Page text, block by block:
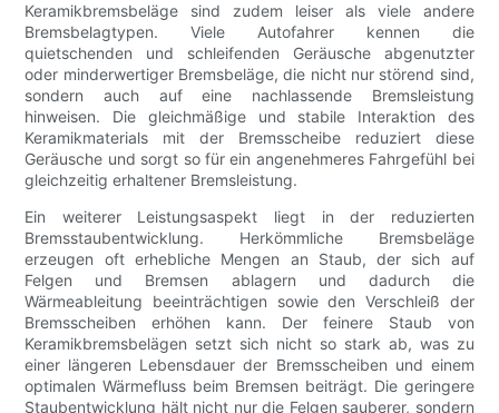
Keramikbremsbeläge sind zudem leiser als viele andere
Bremsbelagtypen. Viele Autofahrer kennen die
quietschenden und schleifenden Geräusche abgenutzter
oder minderwertiger Bremsbeläge, die nicht nur störend sind,
sondern auch auf eine nachlassende Bremsleistung
hinweisen. Die gleichmäßige und stabile Interaktion des
Keramikmaterials mit der Bremsscheibe reduziert diese
Geräusche und sorgt so für ein angenehmeres Fahrgefühl bei
gleichzeitig erhaltener Bremsleistung.
Ein weiterer Leistungsaspekt liegt in der reduzierten
Bremsstaubentwicklung. Herkömmliche Bremsbeläge
erzeugen oft erhebliche Mengen an Staub, der sich auf
Felgen und Bremsen ablagern und dadurch die
Wärmeableitung beeinträchtigen sowie den Verschleiß der
Bremsscheiben erhöhen kann. Der feinere Staub von
Keramikbremsbelägen setzt sich nicht so stark ab, was zu
einer längeren Lebensdauer der Bremsscheiben und einem
optimalen Wärmefluss beim Bremsen beiträgt. Die geringere
Staubentwicklung hält nicht nur die Felgen sauberer, sondern